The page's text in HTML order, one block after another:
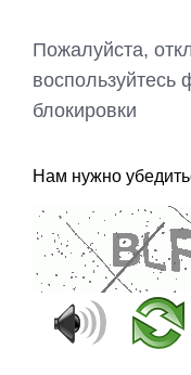
Пожалуйста,
блокировки
Нам нужно